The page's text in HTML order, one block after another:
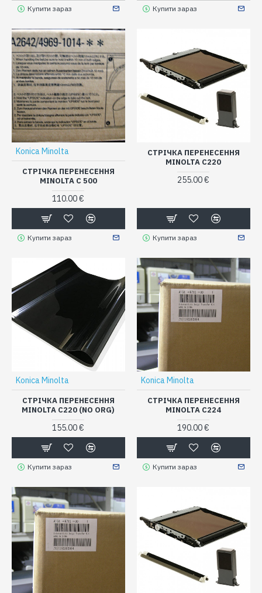
Купити зараз Купити зараз
Konica Minolta
СТРІЧКА ПЕРЕНЕСЕННЯ
MINOLTA C 500
110.00 €
Купити зараз
СТРІЧКА ПЕРЕНЕСЕННЯ
MINOLTA C220
255.00 €
Купити зараз
Konica Minolta
СТРІЧКА ПЕРЕНЕСЕННЯ
MINOLTA C220 (NO ORG)
155.00 €
Купити зараз
Konica Minolta
СТРІЧКА ПЕРЕНЕСЕННЯ
MINOLTA C224
190.00 €
Купити зараз